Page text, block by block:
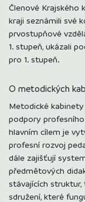
Členové Krajského
kraji seznámili své
prvostupňové
1. stupeň, ukázali
pro 1. stupeň.
O metodických
Metodické
podpory
hlavním cílem je
profesní rozvoj
dále zajišťují
předmětových
stávajících
sdružení, které